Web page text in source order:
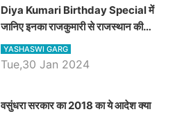
Diya Kumari Birthday Special में
जानिए इनका राजकुमारी से राजस्थान की
डिप्टी सीएम बनने तक का सफर, एक क्लिक में
जाने पूरा जीवन परिचय
YASHASWI GARG
Tue,30 Jan 2024
वसुंधरा सरकार का 2018 का ये आदेश क्या